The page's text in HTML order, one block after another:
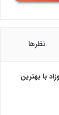
نظرها
با بهترین